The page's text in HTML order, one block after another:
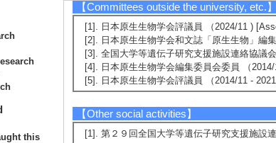
this
【Committees outside the university, etc.】
[1]. 日本原生生物学会評議員 （2024/11 )
[2]. 日本原生生物学会和文誌「原生生物」編
[3]. 全国大学等遺伝子研究支援施設連絡協議
[4]. 日本原生生物学会編集委員会委員 （
[5]. 日本原生生物学会評議員 （2014/11 -
【Other social activities】
[1]. 第２９回全国大学等遺伝子研究支援施設